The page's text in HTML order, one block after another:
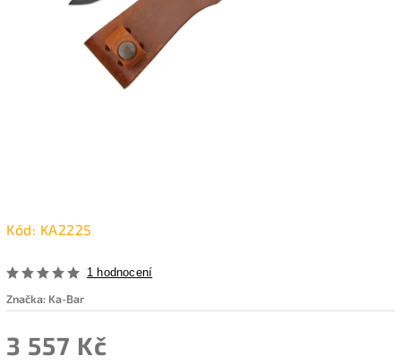
Kód: KA2225
1 hodnocení
Značka: Ka-Bar
3 557 Kč